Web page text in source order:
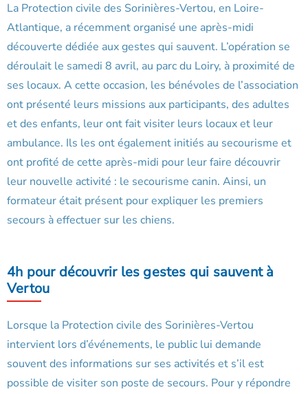
La Protection civile des Sorinières-Vertou, en Loire-
Atlantique, a récemment organisé une après-midi
découverte dédiée aux gestes qui sauvent. L’opération se
déroulait le samedi 8 avril, au parc du Loiry, à proximité de
ses locaux. A cette occasion, les bénévoles de l’association
ont présenté leurs missions aux participants, des adultes
et des enfants, leur ont fait visiter leurs locaux et leur
ambulance. Ils les ont également initiés au secourisme et
ont profité de cette après-midi pour leur faire découvrir
leur nouvelle activité : le secourisme canin. Ainsi, un
formateur était présent pour expliquer les premiers
secours à effectuer sur les chiens.
4h pour découvrir les gestes qui sauvent à
Vertou
Lorsque la Protection civile des Sorinières-Vertou
intervient lors d’événements, le public lui demande
souvent des informations sur ses activités et s’il est
possible de visiter son poste de secours. Pour y répondre